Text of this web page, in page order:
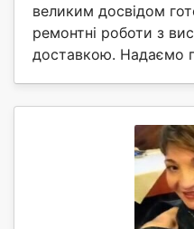
великим досвідом
ремонтні роботи з
доставкою. Надаємо